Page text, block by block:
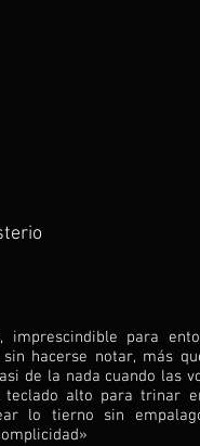
para
hacerse notar, más
de la nada cuando las
teclado alto para trinar
lo tierno sin